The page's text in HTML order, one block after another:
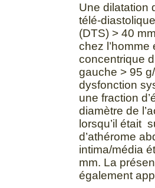
Une dilatation
télé-
(DTS) > 40
chez l’homme
concentrique
gauche > 95
dysfonction
une fraction
diamètre de
lorsqu’il était
d’athérome
intima/média
mm. La
également